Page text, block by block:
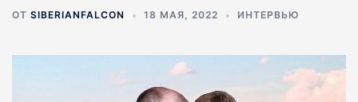
ОТ SIBERIANFALCON 18 МАЯ, 2022 ИНТЕРВЬЮ